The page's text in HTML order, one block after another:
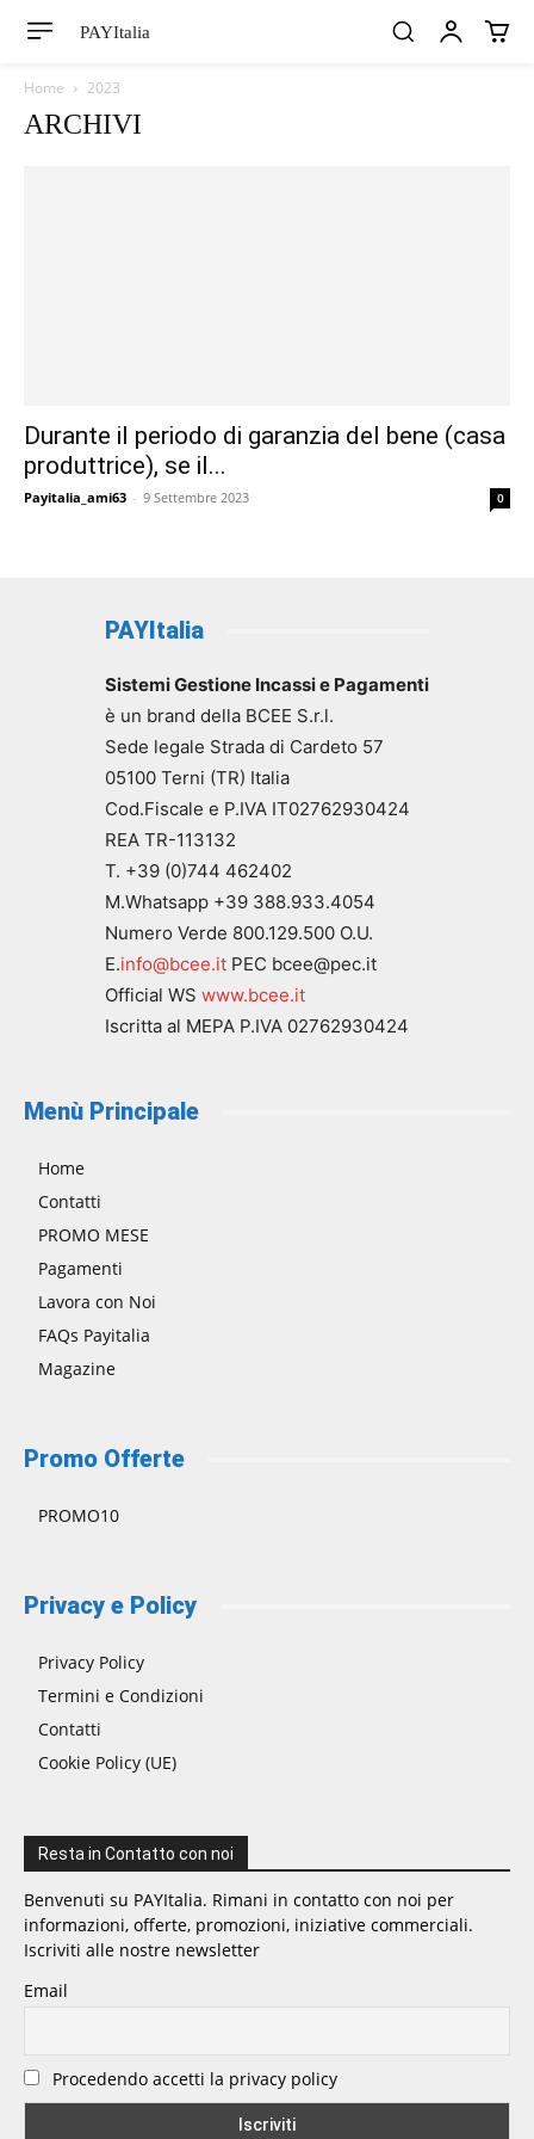
PAYItalia
Home 2023
ARCHIVI
Durante il periodo di garanzia del bene (casa
produttrice), se il...
Payitalia_ami63 - 9 Settembre 2023 0
PAYItalia
Sistemi Gestione Incassi e Pagamenti
è un brand della BCEE S.r.l.
Sede legale Strada di Cardeto 57
05100 Terni (TR) Italia
Cod.Fiscale e P.IVA IT02762930424
REA TR-113132
T. +39 (0)744 462402
M.Whatsapp +39 388.933.4054
Numero Verde 800.129.500 O.U.
E.info@bcee.it PEC bcee@pec.it
Official WS www.bcee.it
Iscritta al MEPA P.IVA 02762930424
Menù Principale
Home
Contatti
PROMO MESE
Pagamenti
Lavora con Noi
FAQs Payitalia
Magazine
Promo Offerte
PROMO10
Privacy e Policy
Privacy Policy
Termini e Condizioni
Contatti
Cookie Policy (UE)
Resta in Contatto con noi
Benvenuti su PAYItalia. Rimani in contatto con noi per
informazioni, offerte, promozioni, iniziative commerciali.
Iscriviti alle nostre newsletter
Email
Procedendo accetti la privacy policy